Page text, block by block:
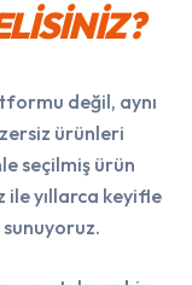
değil, aynı
ürünleri
seçilmiş ürün
ile yıllarca keyifle